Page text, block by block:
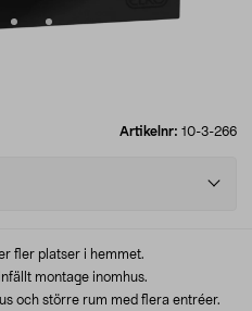
Artikelnr: 10-3-266
fler platser i hemmet.
montage inomhus.
och större rum med flera entréer.